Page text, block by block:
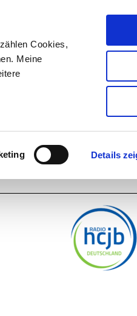
Cookies,
Meine
Details
BESCHWERDE